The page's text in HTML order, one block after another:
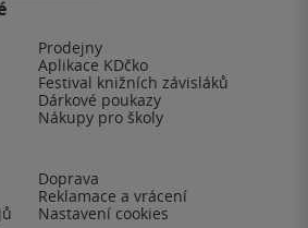
Prodejny
Aplikace KDčko
Festival knižních závisláků
Dárkové poukazy
Nákupy pro školy
Doprava
Reklamace a vrácení
Nastavení cookies